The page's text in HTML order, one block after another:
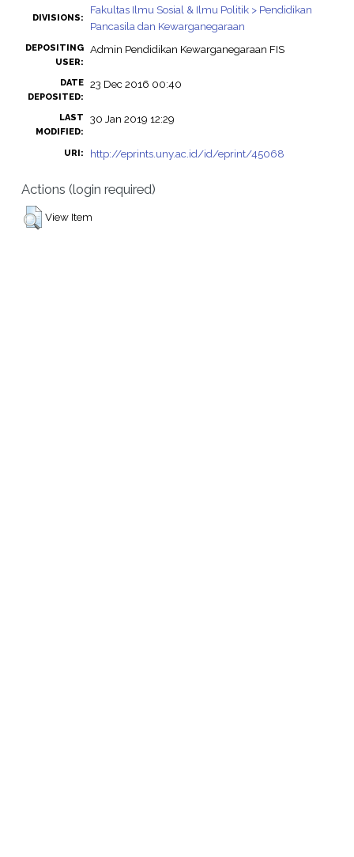
DIVISIONS:
Fakultas Ilmu Sosial & Ilmu Politik > Pendidikan
Pancasila dan Kewarganegaraan
DEPOSITING
USER:
Admin Pendidikan Kewarganegaraan FIS
DATE
DEPOSITED:
23 Dec 2016 00:40
LAST
MODIFIED:
30 Jan 2019 12:29
URI: http://eprints.uny.ac.id/id/eprint/45068
Actions (login required)
View Item